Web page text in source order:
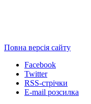
Повна версія сайту
Facebook
Twitter
RSS-стрічки
E-mail розсилка